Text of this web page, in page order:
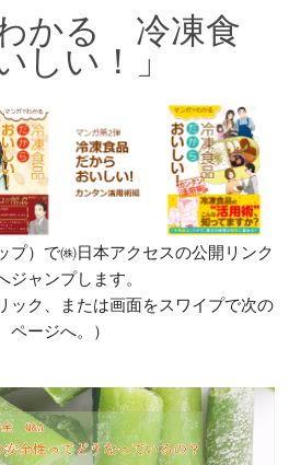
わかる 冷凍食
しい！」
プ）で㈱日本アクセスの公開リンク
ジャンプします。
ック、または画面をスワイプで次の
ページへ。）